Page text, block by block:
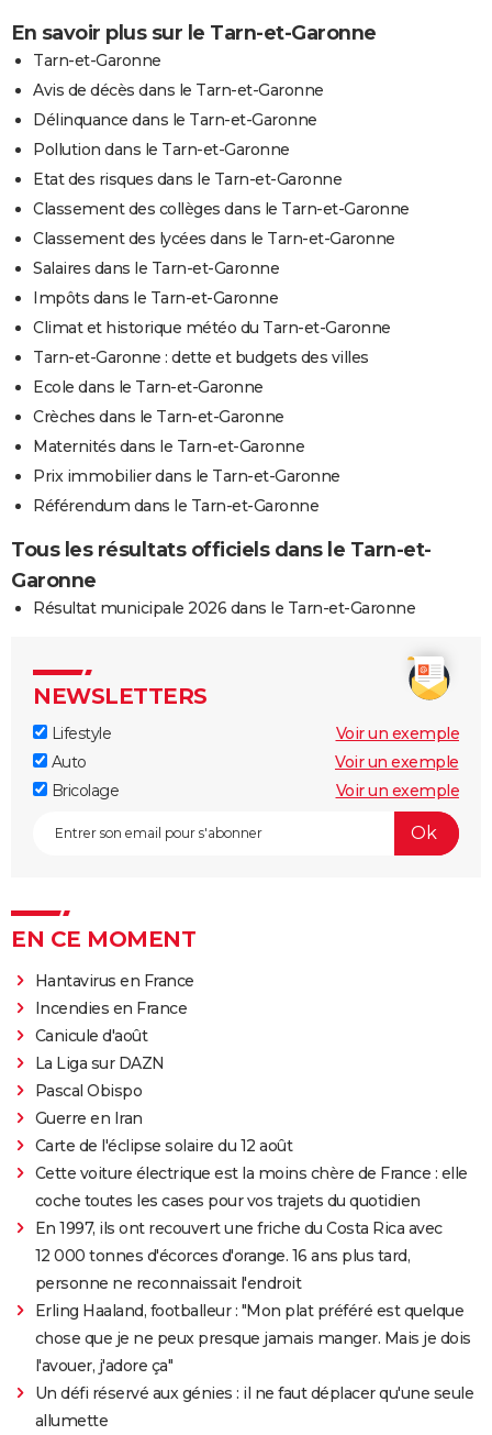
En savoir plus sur le Tarn-et-Garonne
Tarn-et-Garonne
Avis de décès dans le Tarn-et-Garonne
Délinquance dans le Tarn-et-Garonne
Pollution dans le Tarn-et-Garonne
Etat des risques dans le Tarn-et-Garonne
Classement des collèges dans le Tarn-et-Garonne
Classement des lycées dans le Tarn-et-Garonne
Salaires dans le Tarn-et-Garonne
Impôts dans le Tarn-et-Garonne
Climat et historique météo du Tarn-et-Garonne
Tarn-et-Garonne : dette et budgets des villes
Ecole dans le Tarn-et-Garonne
Crèches dans le Tarn-et-Garonne
Maternités dans le Tarn-et-Garonne
Prix immobilier dans le Tarn-et-Garonne
Référendum dans le Tarn-et-Garonne
Tous les résultats officiels dans le Tarn-et-
Garonne
Résultat municipale 2026 dans le Tarn-et-Garonne
NEWSLETTERS
Lifestyle
Voir un exemple
Auto
Voir un exemple
Bricolage
Voir un exemple
EN CE MOMENT
Hantavirus en France
Incendies en France
Canicule d'août
La Liga sur DAZN
Pascal Obispo
Guerre en Iran
Carte de l'éclipse solaire du 12 août
Cette voiture électrique est la moins chère de France : elle
coche toutes les cases pour vos trajets du quotidien
En 1997, ils ont recouvert une friche du Costa Rica avec
12 000 tonnes d'écorces d'orange. 16 ans plus tard,
personne ne reconnaissait l'endroit
Erling Haaland, footballeur : "Mon plat préféré est quelque
chose que je ne peux presque jamais manger. Mais je dois
l'avouer, j'adore ça"
Un défi réservé aux génies : il ne faut déplacer qu'une seule
allumette